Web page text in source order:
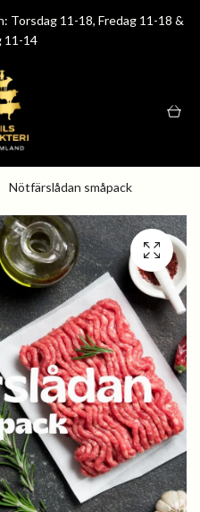
11-18, Fredag 11-18 &
11-14
Nötfärslådan småpack